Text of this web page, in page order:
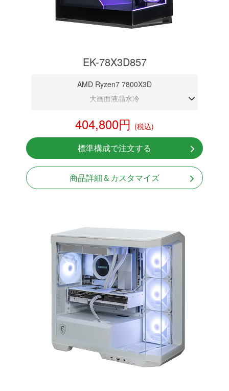
EK-78X3D857
AMD Ryzen7 7800X3D
大画面液晶水冷
RTX 5070 12GB
NVMeSSD 1TB
無線LAN Bluetooth対応
Windows11 Home 64bit
404,800円 (税込)
標準構成で注文する
商品詳細＆カスタマイズ